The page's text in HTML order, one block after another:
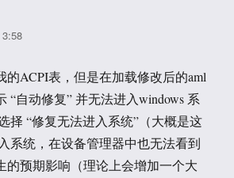
的ACPI表，但是在加载修改后的aml
“自动修复” 并无法进入windows 系
择 “修复无法进入系统”（大概是这
系统，在设备管理器中也无法看到
的预期影响（理论上会增加一个大